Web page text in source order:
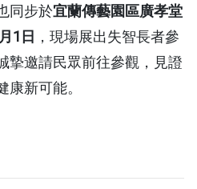
同步於宜蘭傳藝園區廣孝堂
1日 ，現場展出失智長者參
摯邀請民眾前往參觀，見證
新可能。